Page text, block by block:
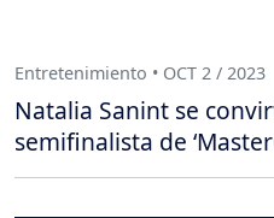
Entretenimiento • OCT 2 / 2023
Natalia Sanint se
semifinalista de